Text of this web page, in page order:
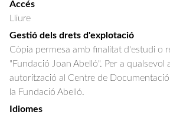
Accés
Lliure
Gestió dels drets d'explotació
Còpia permesa amb finalitat d'estudi o
"Fundació Joan Abelló". Per a qualsevol
autorització al Centre de
la Fundació Abelló.
Idiomes